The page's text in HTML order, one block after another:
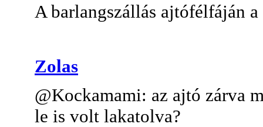
A barlangszállás ajtófélfáján a
Zolas
@Kockamami: az ajtó zárva
le is volt lakatolva?